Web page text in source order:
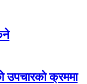
उपचारको क्रममा